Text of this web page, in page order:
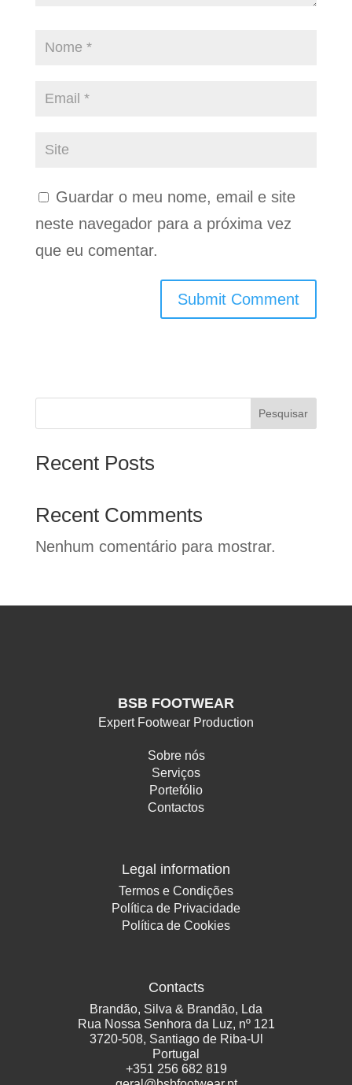
Guardar o meu nome, email e site
neste navegador para a próxima vez
que eu comentar.
Pesquisar
Recent Posts
Recent Comments
Nenhum comentário para mostrar.
BSB FOOTWEAR
Expert Footwear Production
Sobre nós
Serviços
Portefólio
Contactos
Legal information
Termos e Condições
Política de Privacidade
Política de Cookies
Contacts
Brandão, Silva & Brandão, Lda
Rua Nossa Senhora da Luz, nº 121
3720-508, Santiago de Riba-Ul
Portugal
+351 256 682 819